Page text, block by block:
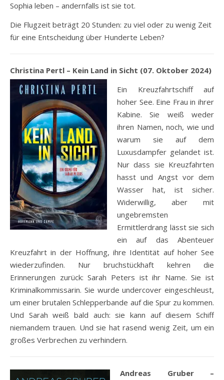
Sophia leben – andernfalls ist sie tot.
Die Flugzeit beträgt 20 Stunden: zu viel oder zu wenig Zeit
für eine Entscheidung über Hunderte Leben?
Christina Pertl – Kein Land in Sicht (07. Oktober 2024)
Ein Kreuzfahrtschiff auf
hoher See. Eine Frau in ihrer
Kabine. Sie weiß weder
ihren Namen, noch, wie und
warum sie auf dem
Luxusdampfer gelandet ist.
Nur dass sie Kreuzfahrten
hasst und Angst vor dem
Wasser hat, ist sicher.
Widerwillig, aber mit
ungebremsten
Ermittlerdrang lässt sie sich
ein auf das Abenteuer
Kreuzfahrt in der Hoffnung, ihre Identität auf hoher See
wiederzufinden. Nur bruchstückhaft kehren die
Erinnerungen zurück: Sarah Peters ist ihr Name. Sie ist
Kriminalkommissarin. Sie wurde undercover eingeschleust,
um einer brutalen Schlepperbande auf die Spur zu kommen.
Und Sarah weiß bald auch: sie kann auf diesem Schiff
niemandem trauen. Und sie hat rasend wenig Zeit, um ein
großes Verbrechen zu verhindern.
Andreas Gruber –